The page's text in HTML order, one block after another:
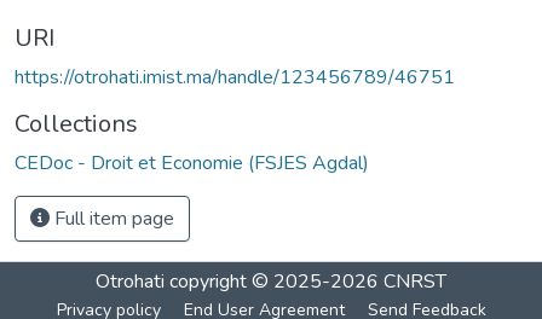
URI
https://otrohati.imist.ma/handle/123456789/46751
Collections
CEDoc - Droit et Economie (FSJES Agdal)
Full item page
Otrohati copyright © 2025-2026 CNRST
Privacy policy End User Agreement Send Feedback